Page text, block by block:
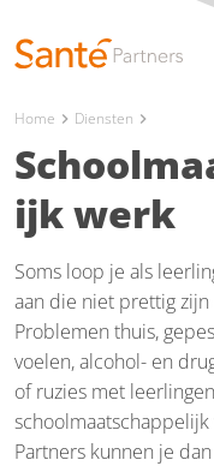
Home chevron_right Diensten chevron_right
ijk werk
Soms loop je als
aan die niet prettig
Problemen thuis,
voelen, alcohol- en
of ruzies met
schoolmaatschappelijk
Partners kunnen je